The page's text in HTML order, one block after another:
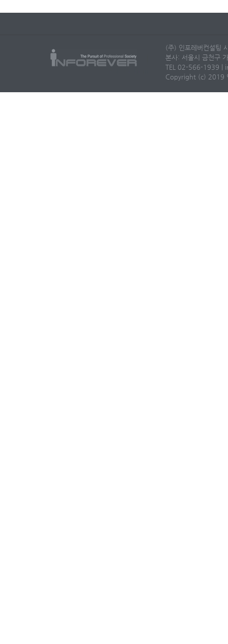
(주) 인포레버컨설팅
본사: 서울시 금천구
TEL 02-566-1939 |
Copyright (c) 2019